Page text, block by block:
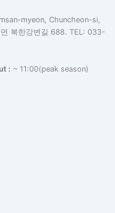
myeon, Chuncheon-si,
북한강변길 688. TEL: 033-
: ~ 11:00(peak season)